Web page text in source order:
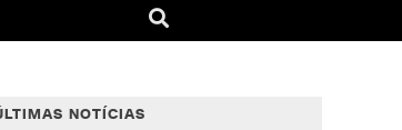
NOTÍCIAS